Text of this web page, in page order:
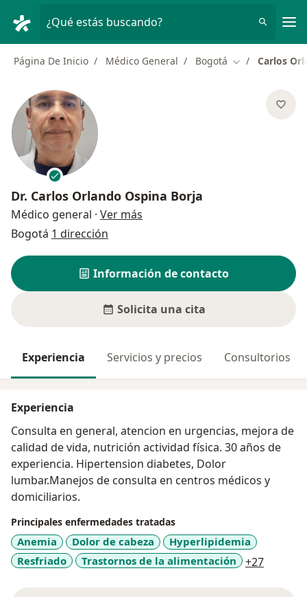
¿Qué estás buscando?
Página De Inicio Médico General Bogotá Cambiar de
Carlos
Dr. Carlos Orlando Ospina Borja
Médico general · Ver más
Bogotá 1 dirección
Información de contacto
Solicita una cita
Experiencia Servicios y precios Consultorios
Experiencia
Consulta en general, atencion en urgencias, mejora de
calidad de vida, nutrición actividad física. 30 años de
experiencia. Hipertension diabetes, Dolor
lumbar.Manejos de consulta en centros médicos y
domiciliarios.
Principales enfermedades tratadas
Anemia Dolor de cabeza
Hyperlipidemia
Resfriado
Trastornos de la alimentación +27